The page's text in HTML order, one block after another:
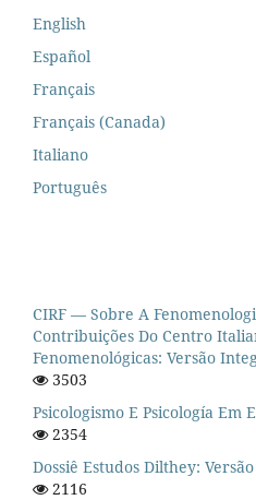
English
Español
Français
Français (Canada)
Italiano
Português
CIRF — Sobre A
Contribuições Do Centro
Fenomenológicas: Versão
3503
Psicologismo E Psicología Em
2354
Dossiê Estudos Dilthey:
2116